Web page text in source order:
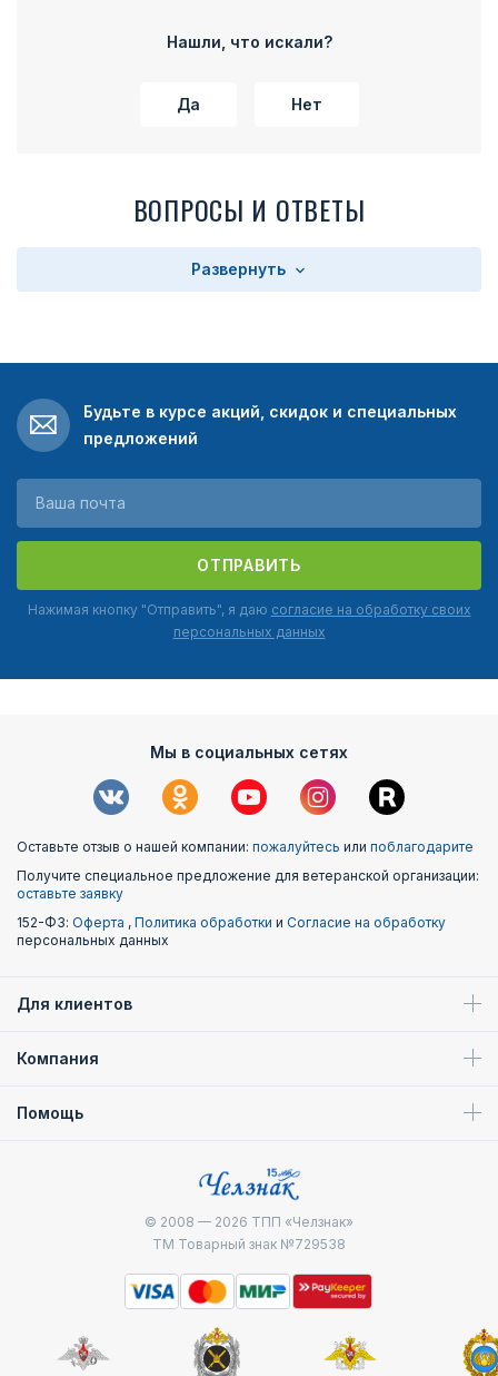
Нашли, что искали?
Да Нет
ВОПРОСЫ И ОТВЕТЫ
Развернуть
Будьте в курсе акций, скидок и специальных
предложений
ОТПРАВИТЬ
Нажимая кнопку "Отправить", я даю согласие на обработку своих
персональных данных
Мы в социальных сетях
Оставьте отзыв о нашей компании: пожалуйтесь или поблагодарите
Получите специальное предложение для ветеранской организации:
оставьте заявку
152-ФЗ: Оферта , Политика обработки и Согласие на обработку
персональных данных
Для клиентов
Компания
Помощь
© 2008 — 2026 ТПП «Челзнак»
ТМ Товарный знак №729538